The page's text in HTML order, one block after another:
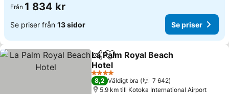
Från 1 834 kr
Se priser från 13 sidor Se priser
Dela Lägg till i Mina Favoriter
La Palm Royal Beach
Hotel
Se priser
4 Stjärnor
8,2 Väldigt bra
7 642
5.9 km till Kotoka International Airport